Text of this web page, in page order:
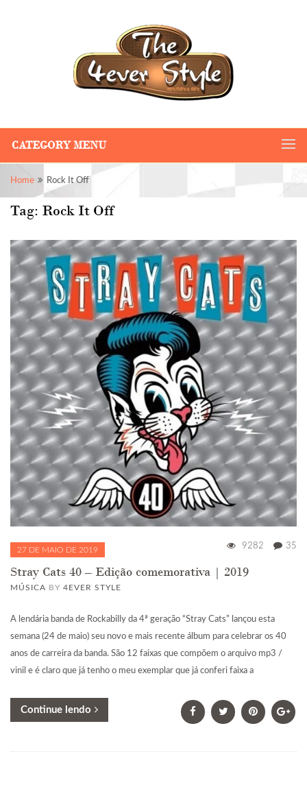
CATEGORY MENU
Home Rock It Off
Tag: Rock It Off
27 DE MAIO DE 2019 9282 35
Stray Cats 40 – Edição comemorativa | 2019
MÚSICA BY 4EVER STYLE
A lendária banda de Rockabilly da 4ª geração “Stray Cats” lançou esta
semana (24 de maio) seu novo e mais recente álbum para celebrar os 40
anos de carreira da banda. São 12 faixas que compõem o arquivo mp3 /
vinil e é claro que já tenho o meu exemplar que já conferi faixa a
Continue lendo